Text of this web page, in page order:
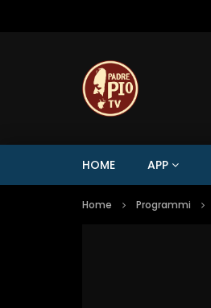
HOME APP
Home Programmi